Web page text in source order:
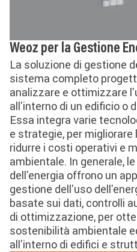
Weoz per la Gestione
La soluzione di gestione
sistema completo
analizzare e ottimizzare
all'interno di un edificio o
Essa integra varie
e strategie, per
ridurre i costi operativi e
ambientale. In generale,
dell'energia offrono un
gestione dell'uso
basate sui dati, controlli
di ottimizzazione, per
sostenibilità ambientale
all'interno di edifici e